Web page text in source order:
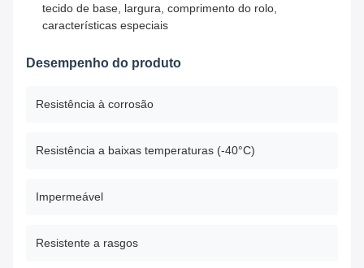
tecido de base, largura, comprimento do rolo,
características especiais
Desempenho do produto
Resistência à corrosão
Resistência a baixas temperaturas (-40°C)
Impermeável
Resistente a rasgos